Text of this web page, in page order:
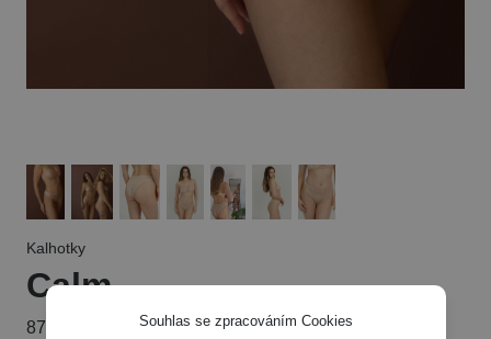
Kalhotky
Calm
870 Kč
Souhlas se zpracováním Cookies